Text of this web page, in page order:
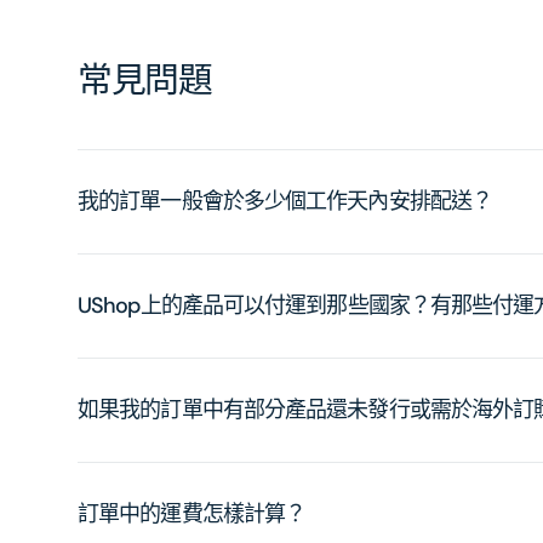
常見問題
我的訂單一般會於多少個工作天內安排配送？
UShop上的產品可以付運到那些國家？有那些付運
如果我的訂單中有部分產品還未發行或需於海外
訂單中的運費怎樣計算？